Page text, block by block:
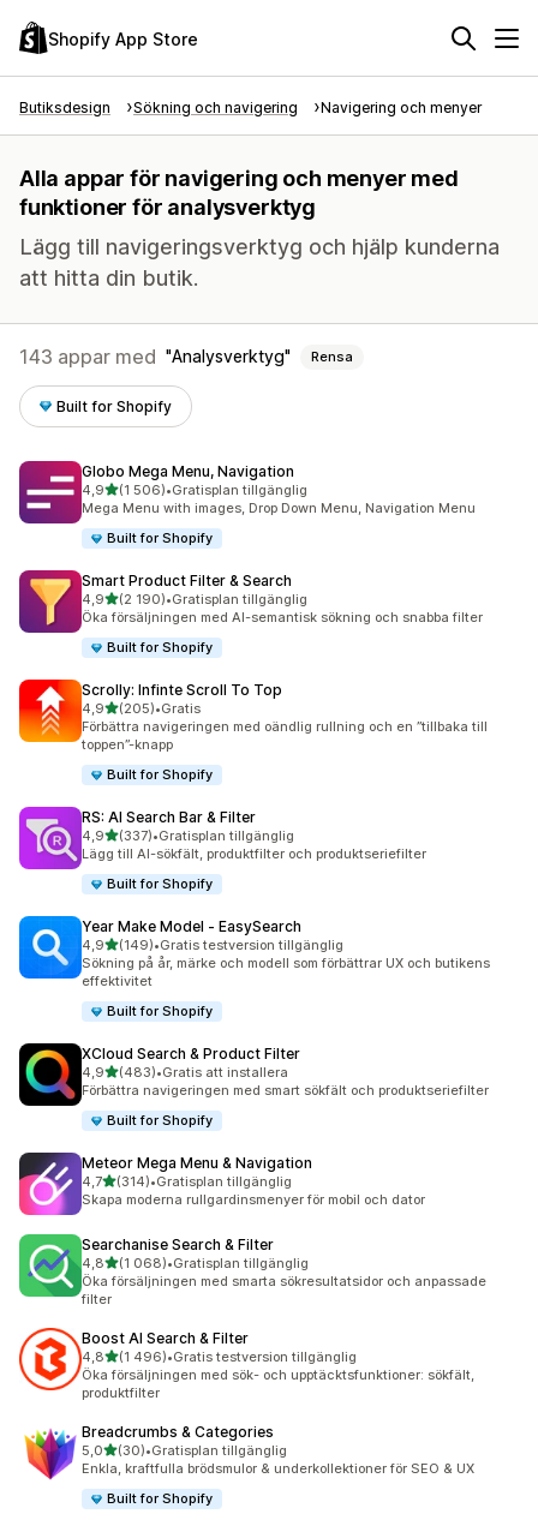
Shopify App Store
Butiksdesign Sökning och navigering Navigering och menyer
Alla appar för navigering och menyer med
funktioner för analysverktyg
Lägg till navigeringsverktyg och hjälp kunderna
att hitta din butik.
143 appar med Analysverktyg Rensa
Built for Shopify
Globo Mega Menu, Navigation
4,9av 5 stjärnor
(1 506)
1506 recensioner totalt
•Gratisplan tillgänglig
Mega Menu with images, Drop Down Menu, Navigation Menu
Built for Shopify
Smart Product Filter & Search
4,9av 5 stjärnor
(2 190)
2190 recensioner totalt
•Gratisplan tillgänglig
Öka försäljningen med AI-semantisk sökning och snabba filter
Built for Shopify
Scrolly: Infinte Scroll To Top
4,9av 5 stjärnor
(205)
205 recensioner totalt
•Gratis
Förbättra navigeringen med oändlig rullning och en ”tillbaka till
toppen”-knapp
Built for Shopify
RS: AI Search Bar & Filter
4,9av 5 stjärnor
(337)
337 recensioner totalt
•Gratisplan tillgänglig
Lägg till AI-sökfält, produktfilter och produktseriefilter
Built for Shopify
Year Make Model ‑ EasySearch
4,9av 5 stjärnor
(149)
149 recensioner totalt
•Gratis testversion tillgänglig
Sökning på år, märke och modell som förbättrar UX och butikens
effektivitet
Built for Shopify
XCloud Search & Product Filter
4,9av 5 stjärnor
(483)
483 recensioner totalt
•Gratis att installera
Förbättra navigeringen med smart sökfält och produktseriefilter
Built for Shopify
Meteor Mega Menu & Navigation
4,7av 5 stjärnor
(314)
314 recensioner totalt
•Gratisplan tillgänglig
Skapa moderna rullgardinsmenyer för mobil och dator
Searchanise Search & Filter
4,8av 5 stjärnor
(1 068)
1068 recensioner totalt
•Gratisplan tillgänglig
Öka försäljningen med smarta sökresultatsidor och anpassade
filter
Boost AI Search & Filter
4,8av 5 stjärnor
(1 496)
1496 recensioner totalt
•Gratis testversion tillgänglig
Öka försäljningen med sök- och upptäcktsfunktioner: sökfält,
produktfilter
Breadcrumbs & Categories
5,0av 5 stjärnor
(30)
30 recensioner totalt
•Gratisplan tillgänglig
Enkla, kraftfulla brödsmulor & underkollektioner för SEO & UX
Built for Shopify